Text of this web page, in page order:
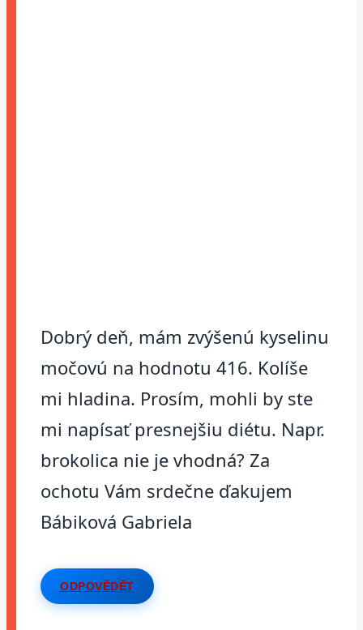
Dobrý deň, mám zvýšenú kyselinu
močovú na hodnotu 416. Kolíše
mi hladina. Prosím, mohli by ste
mi napísať presnejšiu diétu. Napr.
brokolica nie je vhodná? Za
ochotu Vám srdečne ďakujem
Bábiková Gabriela
ODPOVĚDĚT